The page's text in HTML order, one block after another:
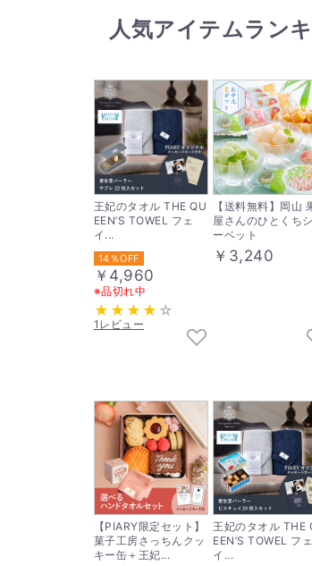
人気アイテムラン
王妃のタオル THE QU
EEN’S TOWEL フェ
イ...
14％OFF
￥4,960
※品切れ中
1レビュー
【送料無料】岡山
屋さんのひとくち
ーベット
￥3,240
【PIARY限定セット】
菓子工房さっちんクッ
キー缶＋王妃...
王妃のタオル THE
EEN’S TOWEL フェ
イ...